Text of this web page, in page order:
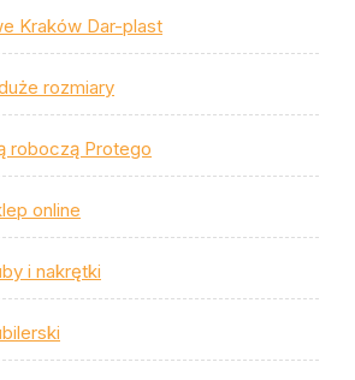
Kraków Dar-plast
rozmiary
roboczą Protego
online
i nakrętki